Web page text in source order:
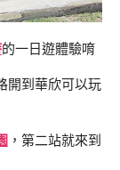
的一日遊體驗唷
開到華欣可以玩
，第二站就來到